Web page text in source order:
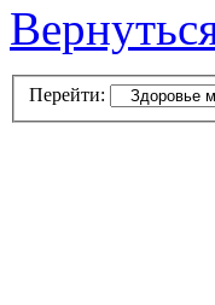
Перейти: